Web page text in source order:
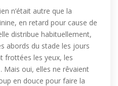
n’était autre que la
en retard pour cause de
distribue habituellement,
abords du stade les jours
frottées les yeux, les
oui, elles ne rêvaient
en douce pour faire la